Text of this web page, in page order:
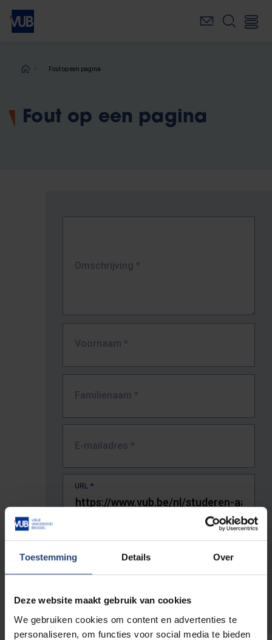
Toestemming Details Over
Deze website maakt gebruik van cookies
We gebruiken cookies om content en advertenties te
personaliseren, om functies voor social media te bieden
Overslaan
naar
inhoudKruimelpad
Fout op een pagina
Fout op een pagina
Omschrijving *
Voornaam *
Familienaam *
E-mailadres *
URL *
De volledige URL van de pagina waar je de fout zag.